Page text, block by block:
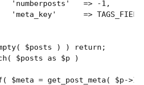
'numberposts'   => -1,
'meta_key'      => TAGS_FIELD
$posts ) ) return;
$posts as $p )
$meta = get_post_meta( $p-